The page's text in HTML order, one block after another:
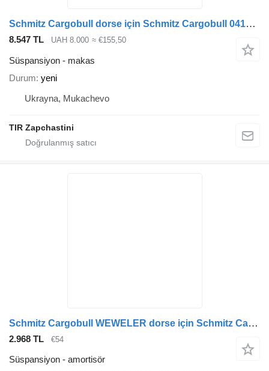
Schmitz Cargobull dorse için Schmitz Cargobull 0410190 26611600 2661160019 9463501306 A9463501306 F001A037IT75 makas
8.547 TL UAH 8.000 ≈ €155,50
Süspansiyon - makas
Durum yeni
Ukrayna, Mukachevo
TIR Zapchastini
Schmitz Cargobull WEWELER dorse için Schmitz Cargobull L268*383 ALKO 016508 amortisör
2.968 TL €54
Süspansiyon - amortisör